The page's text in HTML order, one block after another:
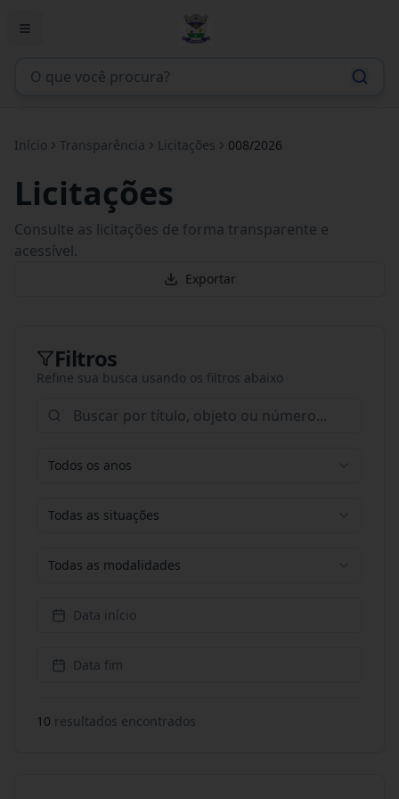
Início Transparência Licitações 008/2026
Licitações
Consulte as licitações de forma transparente e
acessível.
Exportar
Filtros
Refine sua busca usando os filtros abaixo
Todos os anos
Todas as situações
Todas as modalidades
Data início
Data fim
10 resultados encontrados